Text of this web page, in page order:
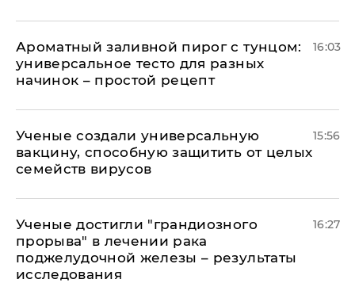
Ароматный заливной пирог с тунцом:
универсальное тесто для разных
начинок – простой рецепт
16:03
Ученые создали универсальную
вакцину, способную защитить от целых
семейств вирусов
15:56
Ученые достигли "грандиозного
прорыва" в лечении рака
поджелудочной железы – результаты
исследования
16:27